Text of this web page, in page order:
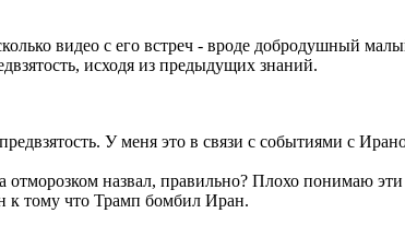
видео с его встреч - вроде добродушный
исходя из предыдущих знаний.
У меня это в связи с событиями с
отморозком назвал, правильно? Плохо понимаю
к тому что Трамп бомбил Иран.